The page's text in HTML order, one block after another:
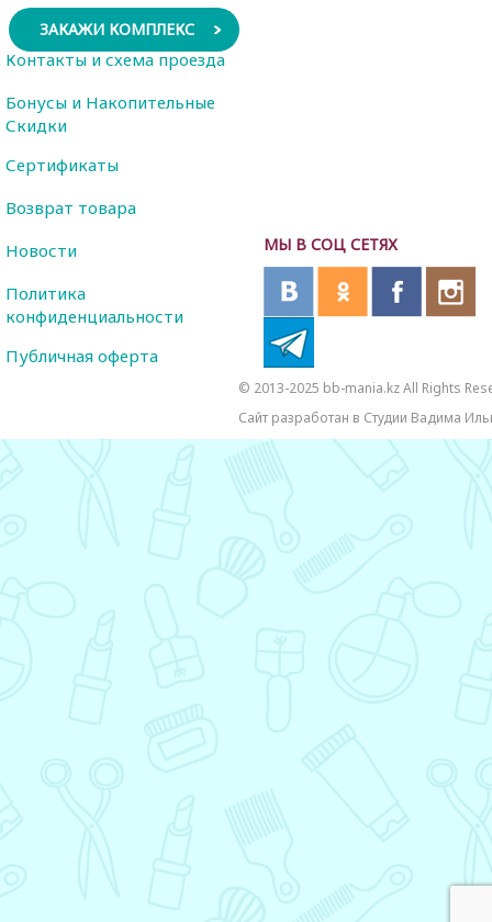
ЗАКАЖИ КОМПЛЕКС
МЫ В СОЦ СЕТЯХ
Контакты и схема проезда
Бонусы и Накопительные
Скидки
Сертификаты
Возврат товара
Новости
Политика
конфиденциальности
Публичная оферта
© 2013-2025 bb-mania.kz All Rights
Сайт разработан в Студии Вадима